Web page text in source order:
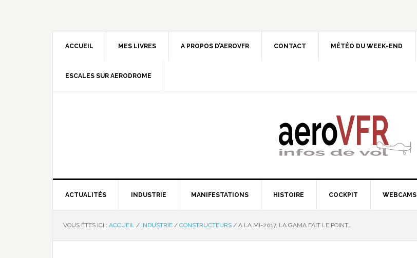
ACCUEIL MES LIVRES A PROPOS D’AEROVFR CONTACT MÉTÉO DU WEEK-END
ESCALES SUR AERODROME
ACTUALITÉS INDUSTRIE MANIFESTATIONS HISTOIRE COCKPIT WEBCAMS
VOUS ÊTES ICI : ACCUEIL / INDUSTRIE / CONSTRUCTEURS / A LA MI-2017, LA GAMA FAIT LE POINT…